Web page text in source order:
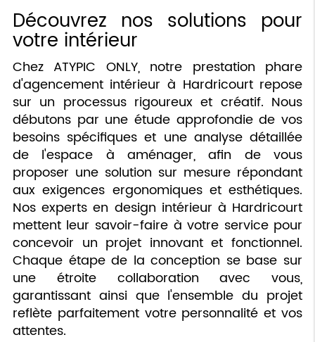
Découvrez nos solutions pour
votre intérieur
Chez ATYPIC ONLY, notre prestation phare
d'agencement intérieur à Hardricourt repose
sur un processus rigoureux et créatif. Nous
débutons par une étude approfondie de vos
besoins spécifiques et une analyse détaillée
de l'espace à aménager, afin de vous
proposer une solution sur mesure répondant
aux exigences ergonomiques et esthétiques.
Nos experts en design intérieur à Hardricourt
mettent leur savoir-faire à votre service pour
concevoir un projet innovant et fonctionnel.
Chaque étape de la conception se base sur
une étroite collaboration avec vous,
garantissant ainsi que l'ensemble du projet
reflète parfaitement votre personnalité et vos
attentes.